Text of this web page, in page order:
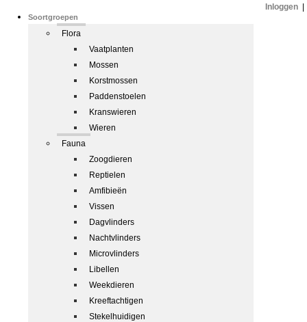
Soortgroepen
Flora
Vaatplanten
Mossen
Korstmossen
Paddenstoelen
Kranswieren
Wieren
Fauna
Zoogdieren
Reptielen
Amfibieën
Vissen
Dagvlinders
Nachtvlinders
Microvlinders
Libellen
Weekdieren
Kreeftachtigen
Stekelhuidigen
Inloggen